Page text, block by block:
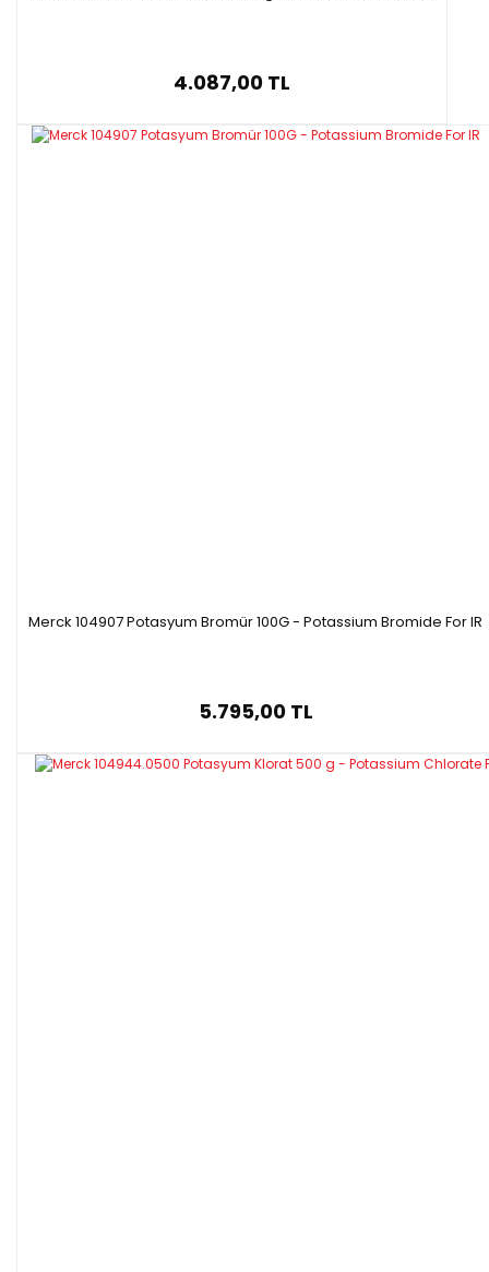
4.087,00 TL
Merck 104907 Potasyum Bromür 100G - Potassium Bromide For IR
5.795,00 TL